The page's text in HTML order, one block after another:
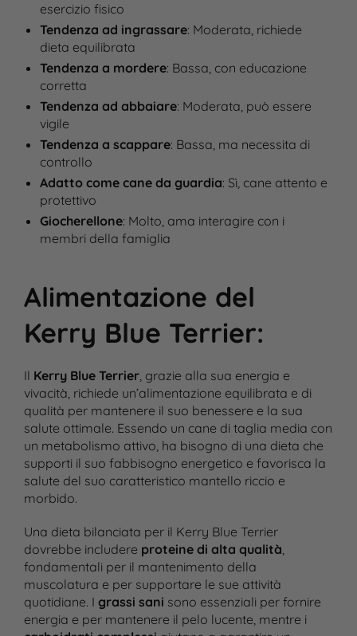
esercizio fisico
Tendenza ad ingrassare: Moderata, richiede
dieta equilibrata
Tendenza a mordere: Bassa, con educazione
corretta
Tendenza ad abbaiare: Moderata, può essere
vigile
Tendenza a scappare: Bassa, ma necessita di
controllo
Adatto come cane da guardia: Sì, cane attento e
protettivo
Giocherellone: Molto, ama interagire con i
membri della famiglia
Alimentazione del
Kerry Blue Terrier:
Il Kerry Blue Terrier, grazie alla sua energia e
vivacità, richiede un’alimentazione equilibrata e di
qualità per mantenere il suo benessere e la sua
salute ottimale. Essendo un cane di taglia media con
un metabolismo attivo, ha bisogno di una dieta che
supporti il suo fabbisogno energetico e favorisca la
salute del suo caratteristico mantello riccio e
morbido.
Una dieta bilanciata per il Kerry Blue Terrier
dovrebbe includere proteine di alta qualità,
fondamentali per il mantenimento della
muscolatura e per supportare le sue attività
quotidiane. I grassi sani sono essenziali per fornire
energia e per mantenere il pelo lucente, mentre i